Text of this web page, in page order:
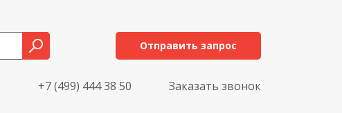
Отправить запрос
+7 (499) 444 38 50 Заказать звонок